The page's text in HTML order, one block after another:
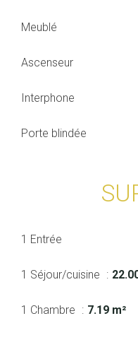
Meublé
Ascenseur
Interphone
Porte blindée
1 Entrée
1 Séjour/cuisine
1 Chambre 7.19 m²